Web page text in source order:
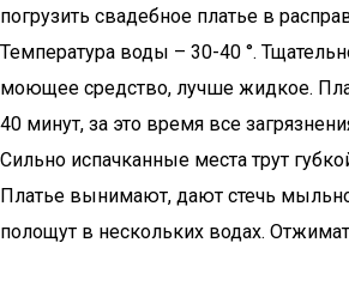
погрузить свадебное платье в
Температура воды – 30-40 °.
моющее средство, лучше жидкое.
40 минут, за это время все
Сильно испачканные места трут
Платье вынимают, дают стечь
полощут в нескольких водах.